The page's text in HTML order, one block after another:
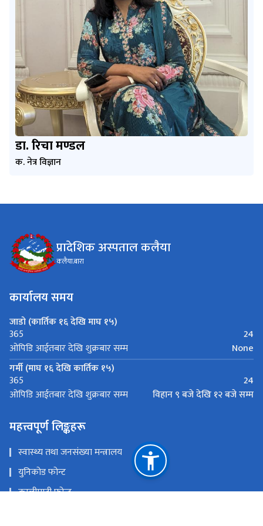
डा. रिचा मण्डल
क. नेत्र विज्ञान
प्रादेशिक अस्पताल कलैया
कलैया.बारा
कार्यालय समय
जाडो (कार्तिक १६ देखि माघ १५)
365
24
ओपिडि आईतबार देखि शुक्रबार सम्म
None
गर्मी (माघ १६ देखि कार्तिक १५)
365
24
ओपिडि आईतबार देखि शुक्रबार सम्म
विहान ९ बजे देखि १२ बजे सम्म
महत्त्वपूर्ण लिङ्कहरू
स्वास्थ्य तथा जनसंख्या मन्त्रालय
युनिकोड फोन्ट
कालीमाटी फोन्ट